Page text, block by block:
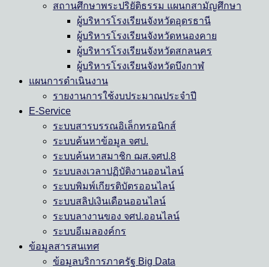
สถานศึกษาพระปริยัติธรรม แผนกสามัญศึกษา
ผู้บริหารโรงเรียนจังหวัดอุดรธานี
ผู้บริหารโรงเรียนจังหวัดหนองคาย
ผู้บริหารโรงเรียนจังหวัดสกลนคร
ผู้บริหารโรงเรียนจังหวัดบึงกาฬ
แผนการดำเนินงาน
รายงานการใช้งบประมาณประจำปี
E-Service
ระบบสารบรรณอิเล็กทรอนิกส์
ระบบค้นหาข้อมูล จศป.
ระบบค้นหาสมาชิก ฌส.จศป.8
ระบบลงเวลาปฏิบัติงานออนไลน์
ระบบพิมพ์เกียรติบัตรออนไลน์
ระบบสลิปเงินเดือนออนไลน์
ระบบลางานของ จศป.ออนไลน์
ระบบอีเมลองค์กร
ข้อมูลสารสนเทศ
ข้อมูลบริการภาครัฐ Big Data